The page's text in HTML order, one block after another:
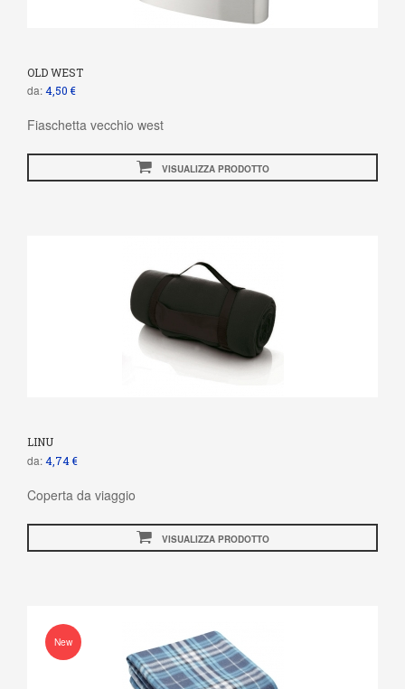
OLD WEST
da:4,50 €
Fiaschetta vecchio west
VISUALIZZA PRODOTTO
LINU
da:4,74 €
Coperta da viaggio
VISUALIZZA PRODOTTO
New